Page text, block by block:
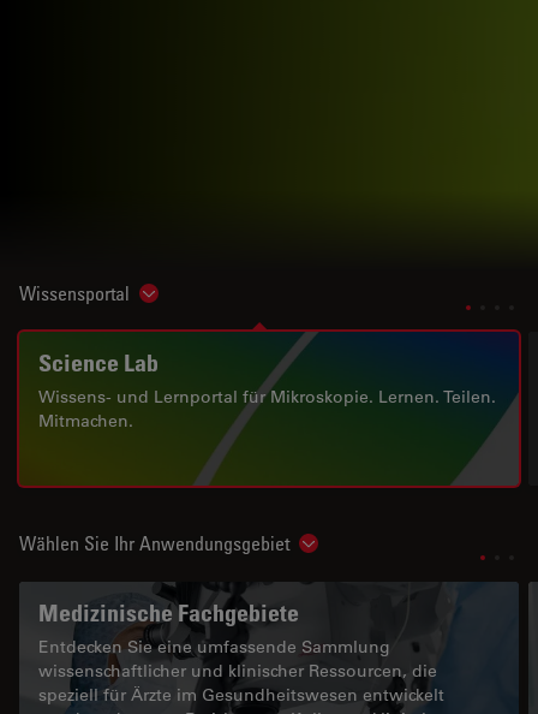
Wissensportal Show subnavigation
Science Lab
Wissens- und Lernportal für Mikroskopie. Lernen. Teilen.
Mitmachen.
Wählen Sie Ihr Anwendungsgebiet Show subnavigation
Medizinische Fachgebiete
Entdecken Sie eine umfassende Sammlung
wissenschaftlicher und klinischer Ressourcen, die
speziell für Ärzte im Gesundheitswesen entwickelt